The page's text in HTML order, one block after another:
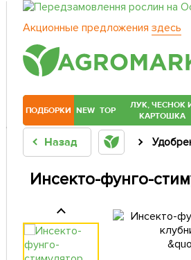
Акционные предложения здесь
ПОДБОРКИ NEW TOP
ЛУК, ЧЕСНОК
КАРТОШКА
Назад
Инсекто-фунго-